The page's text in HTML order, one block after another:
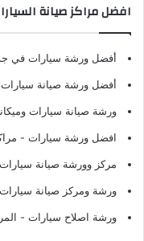
افضل مراكز صيانة
أفضل ورشة سيارات في
أفضل ورشة صيانة
ورشة صيانة سيارات
افضل ورشة سيارات -
مركز وورشة صيانة
ورشة ومركز صيانة سيارات
ورشة اصلاح سيارات -